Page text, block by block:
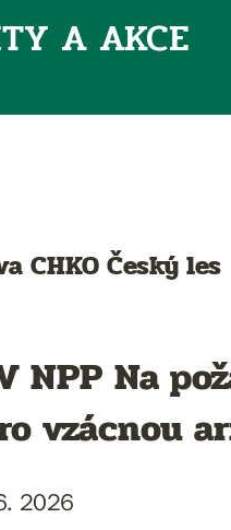
A AKCE
CHKO Český les
NPP Na
vzácnou
2026